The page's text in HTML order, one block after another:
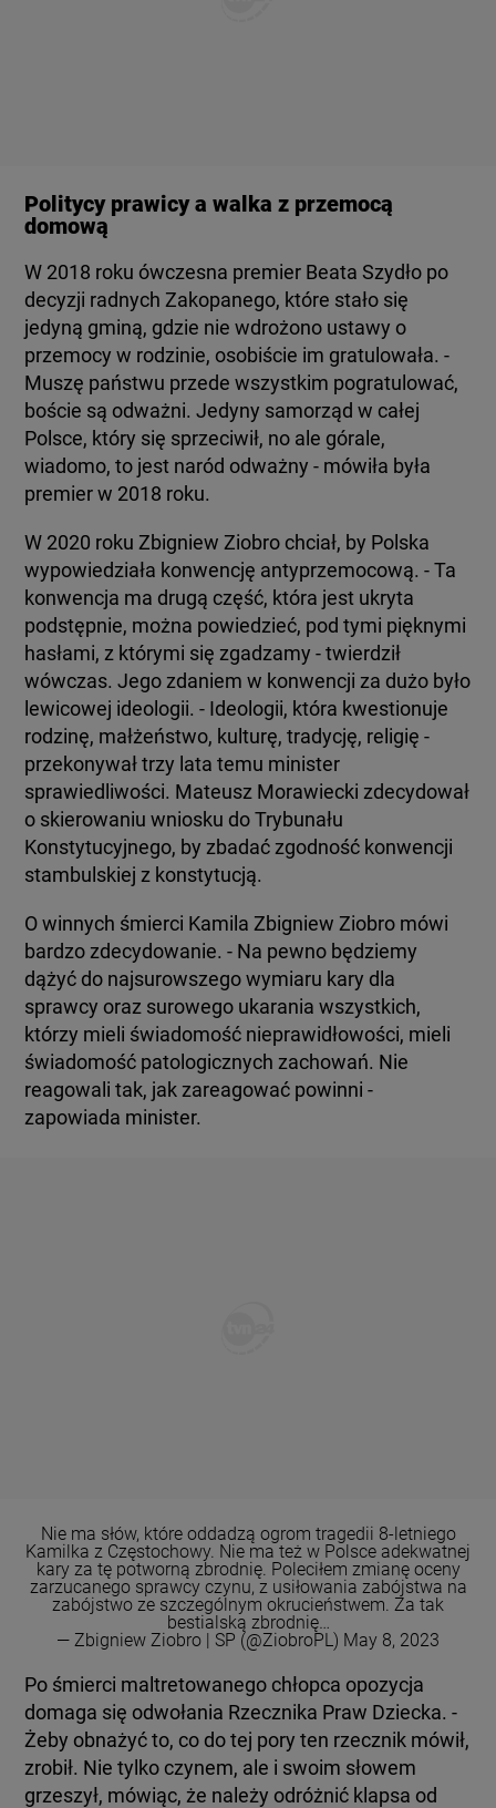
Politycy prawicy a walka z przemocą
domową
W 2018 roku ówczesna premier Beata Szydło po
decyzji radnych Zakopanego, które stało się
jedyną gminą, gdzie nie wdrożono ustawy o
przemocy w rodzinie, osobiście im gratulowała. -
Muszę państwu przede wszystkim pogratulować,
boście są odważni. Jedyny samorząd w całej
Polsce, który się sprzeciwił, no ale górale,
wiadomo, to jest naród odważny - mówiła była
premier w 2018 roku.
W 2020 roku Zbigniew Ziobro chciał, by Polska
wypowiedziała konwencję antyprzemocową. - Ta
konwencja ma drugą część, która jest ukryta
podstępnie, można powiedzieć, pod tymi pięknymi
hasłami, z którymi się zgadzamy - twierdził
wówczas. Jego zdaniem w konwencji za dużo było
lewicowej ideologii. - Ideologii, która kwestionuje
rodzinę, małżeństwo, kulturę, tradycję, religię -
przekonywał trzy lata temu minister
sprawiedliwości. Mateusz Morawiecki zdecydował
o skierowaniu wniosku do Trybunału
Konstytucyjnego, by zbadać zgodność konwencji
stambulskiej z konstytucją.
O winnych śmierci Kamila Zbigniew Ziobro mówi
bardzo zdecydowanie. - Na pewno będziemy
dążyć do najsurowszego wymiaru kary dla
sprawcy oraz surowego ukarania wszystkich,
którzy mieli świadomość nieprawidłowości, mieli
świadomość patologicznych zachowań. Nie
reagowali tak, jak zareagować powinni -
zapowiada minister.
Nie ma słów, które oddadzą ogrom tragedii 8-letniego
Kamilka z Częstochowy. Nie ma też w Polsce adekwatnej
kary za tę potworną zbrodnię. Poleciłem zmianę oceny
zarzucanego sprawcy czynu, z usiłowania zabójstwa na
zabójstwo ze szczególnym okrucieństwem. Za tak
bestialską zbrodnię…
— Zbigniew Ziobro | SP (@ZiobroPL) May 8, 2023
Po śmierci maltretowanego chłopca opozycja
domaga się odwołania Rzecznika Praw Dziecka. -
Żeby obnażyć to, co do tej pory ten rzecznik mówił,
zrobił. Nie tylko czynem, ale i swoim słowem
grzeszył, mówiąc, że należy odróżnić klapsa od